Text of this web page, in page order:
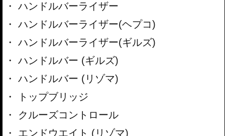
ハンドルバーライザー
ハンドルバーライザー(ヘプコ)
ハンドルバーライザー(ギルズ)
ハンドルバー (ギルズ)
ハンドルバー (リゾマ)
トップブリッジ
クルーズコントロール
エンドウエイト (リゾマ)